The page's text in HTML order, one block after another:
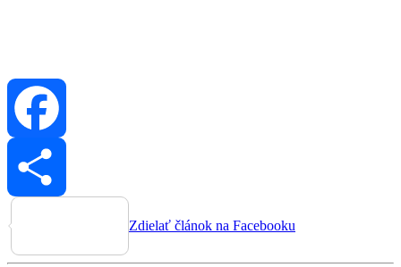
Facebook
Zdielať článok na Facebooku